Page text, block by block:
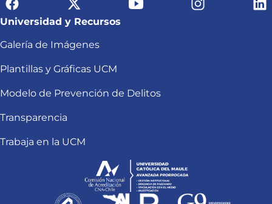
Universidad y Recursos
Galería de Imágenes
Plantillas y Gráficas UCM
Modelo de Prevención de Delitos
Transparencia
Trabaja en la UCM